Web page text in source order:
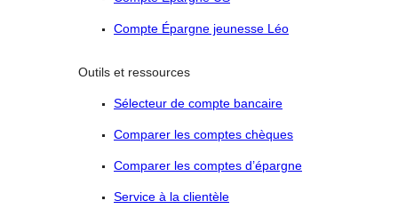
Compte Épargne jeunesse Léo
Outils et ressources
Sélecteur de compte bancaire
Comparer les comptes chèques
Comparer les comptes d’épargne
Service à la clientèle